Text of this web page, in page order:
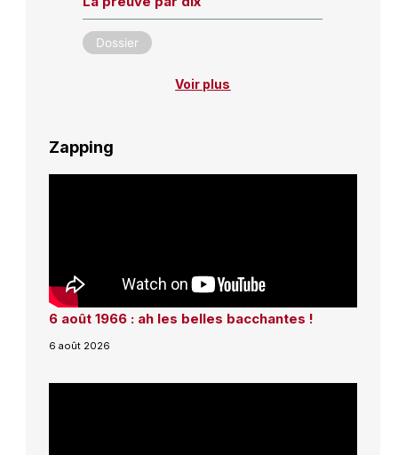
Dossier
Voir plus
Zapping
6 août 1966 : ah les belles bacchantes !
6 août 2026